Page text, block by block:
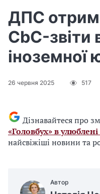
ДПС
CbC-звіти
іноземної
26 червня 2025 517
Дізнавайтеся про
«Головбух» в
найсвіжіші новини та
Автор